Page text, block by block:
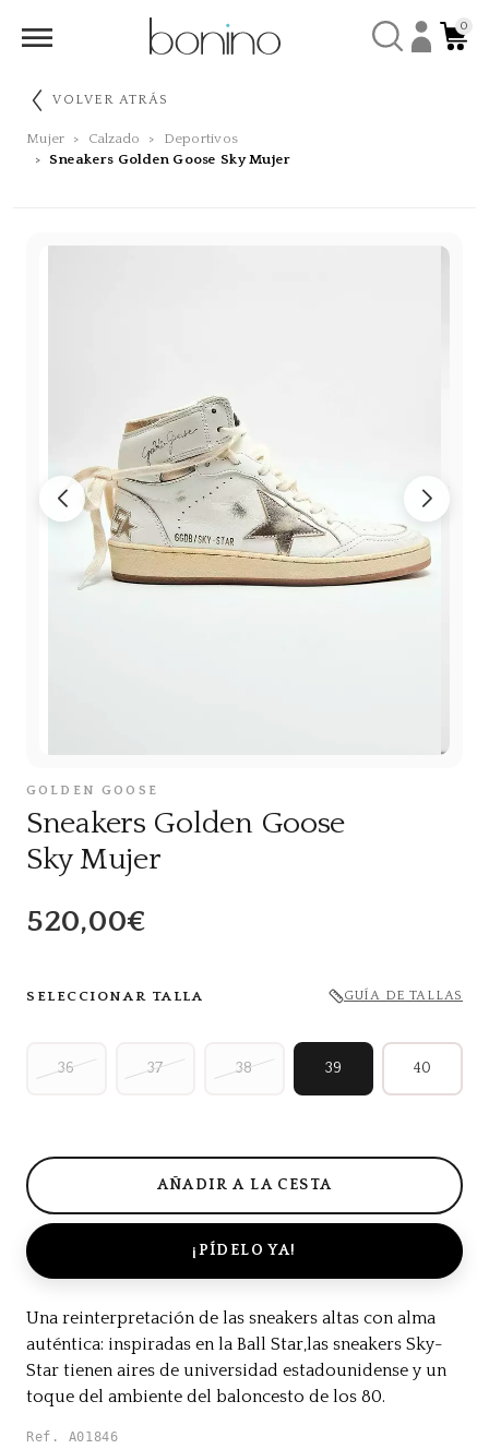
0
VOLVER ATRÁS
Mujer Calzado
Deportivos
Sneakers Golden Goose Sky Mujer
GOLDEN GOOSE
Sneakers Golden Goose
Sky Mujer
520,00€
SELECCIONAR TALLA GUÍA DE TALLAS
36 37 38 39 40
¡PÍDELO YA!
Una reinterpretación de las sneakers altas con alma
auténtica: inspiradas en la Ball Star,las sneakers Sky-
Star tienen aires de universidad estadounidense y un
toque del ambiente del baloncesto de los 80.
Ref. A01846